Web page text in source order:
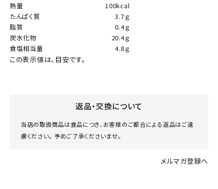
熱量
100kcal
たんぱく質
3.7ｇ
脂質
0.4ｇ
炭水化物
20.4ｇ
食塩相当量
4.8ｇ
この表示値は、目安です。
返品・交換について
当店の取扱商品は食品につき、お客様のご都合による返品はご遠
慮ください。 予めご了承くださいませ。
メルマガ登録へ